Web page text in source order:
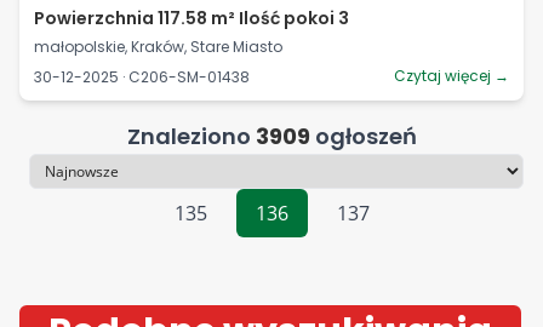
Powierzchnia 117.58 m² Ilość pokoi 3
małopolskie, Kraków, Stare Miasto
30-12-2025 · C206-SM-01438
Czytaj więcej →
Znaleziono 3909 ogłoszeń
Sortowanie
135
136 137